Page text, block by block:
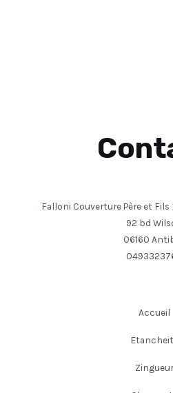
Falloni Couverture Père et
92 bd
06160
Accueil
Zingueur